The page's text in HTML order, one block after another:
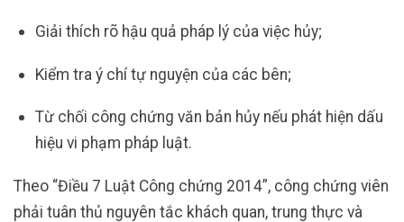
Giải thích rõ hậu quả pháp lý của việc hủy;
Kiểm tra ý chí tự nguyện của các bên;
Từ chối công chứng văn bản hủy nếu phát hiện dấu
hiệu vi phạm pháp luật.
Theo “Điều 7 Luật Công chứng 2014”, công chứng viên
phải tuân thủ nguyên tắc khách quan, trung thực và